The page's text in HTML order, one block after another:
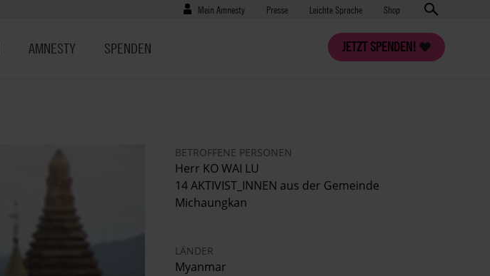
Benutzermenü
Mein Amnesty Presse
Presse Leichte Sprache Shop
JETZT SPENDEN!
AMNESTY SPENDEN
BETROFFENE PERSONEN
Herr KO WAI LU
14 AKTIVIST_INNEN aus der Gemeinde
Michaungkan
LÄNDER
Myanmar